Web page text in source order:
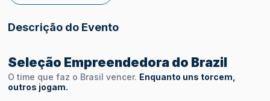
Descrição do Evento
Seleção Empreendedora do Brazil
O time que faz o Brasil vencer. Enquanto uns torcem,
outros jogam.